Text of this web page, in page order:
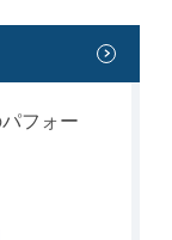
フォー